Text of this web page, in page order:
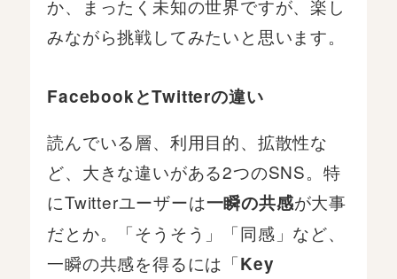
か、まったく未知の世界ですが、楽し
みながら挑戦してみたいと思います。
FacebookとTwitterの違い
読んでいる層、利用目的、拡散性な
ど、大きな違いがある2つのSNS。特
にTwitterユーザーは一瞬の共感が大事
だとか。「そうそう」「同感」など、
一瞬の共感を得るには「Key